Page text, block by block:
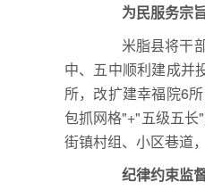
为民服务宗旨
米脂县将干部
中、五中顺利建成并
所，改扩建幸福院6
包抓网格"+"五级五长
街镇村组、小区巷道
纪律约束监督